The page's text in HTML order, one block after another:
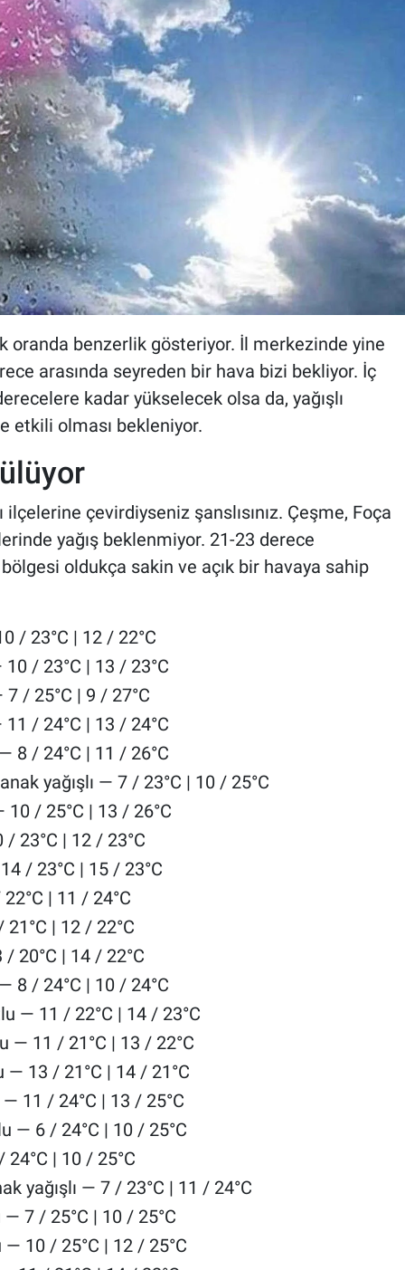
oranda benzerlik gösteriyor. İl merkezinde yine
arasında seyreden bir hava bizi bekliyor. İç
kadar yükselecek olsa da, yağışlı
etkili olması bekleniyor.
ilçelerine çevirdiyseniz şanslısınız. Çeşme, Foça
yağış beklenmiyor. 21-23 derece
bölgesi oldukça sakin ve açık bir havaya sahip
/ 23°C | 12 / 22°C
/ 23°C | 13 / 23°C
7 / 25°C | 9 / 27°C
/ 24°C | 13 / 24°C
8 / 24°C | 11 / 26°C
yağışlı — 7 / 23°C | 10 / 25°C
/ 25°C | 13 / 26°C
23°C | 12 / 23°C
/ 23°C | 15 / 23°C
| 11 / 24°C
| 12 / 22°C
20°C | 14 / 22°C
8 / 24°C | 10 / 24°C
— 11 / 22°C | 14 / 23°C
— 11 / 21°C | 13 / 22°C
— 13 / 21°C | 14 / 21°C
11 / 24°C | 13 / 25°C
— 6 / 24°C | 10 / 25°C
24°C | 10 / 25°C
yağışlı — 7 / 23°C | 11 / 24°C
7 / 25°C | 10 / 25°C
10 / 25°C | 12 / 25°C